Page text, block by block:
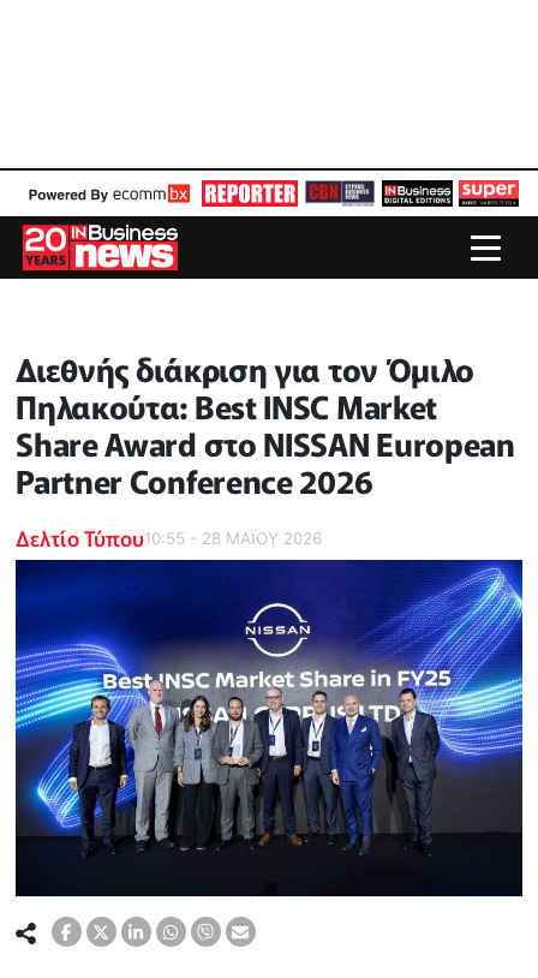
Διεθνής διάκριση για τον Όμιλο
Πηλακούτα: Best INSC Market
Share Award στο NISSAN European
Partner Conference 2026
Δελτίο Τύπου10:55 - 28 ΜΑΪ́ΟΥ 2026